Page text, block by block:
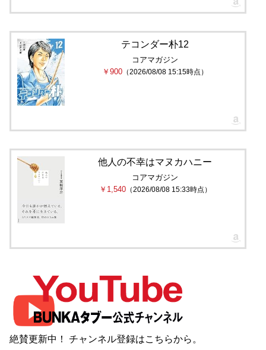
テコンダー朴12
コアマガジン
￥900 （2026/08/08 15:15時点）
他人の不幸はマヌカハニー
コアマガジン
￥1,540（2026/08/08 15:33時点）
絶賛更新中！ チャンネル登録はこちらから。